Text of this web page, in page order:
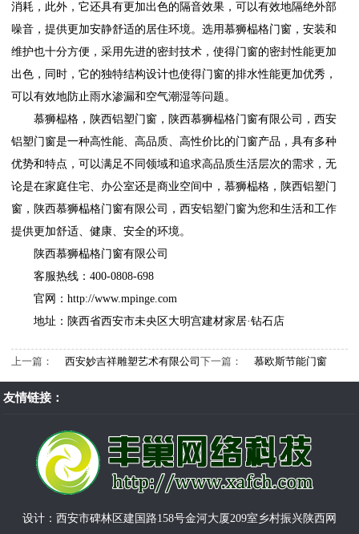
消耗，此外，它还具有更加出色的隔音效果，可以有效地隔绝外部
噪音，提供更加安静舒适的居住环境。选用慕狮榀格门窗，安装和
维护也十分方便，采用先进的密封技术，使得门窗的密封性能更加
出色，同时，它的独特结构设计也使得门窗的排水性能更加优秀，
可以有效地防止雨水渗漏和空气潮湿等问题。
慕狮榀格，陕西铝塑门窗，陕西慕狮榀格门窗有限公司，西安
铝塑门窗是一种高性能、高品质、高性价比的门窗产品，具有多种
优势和特点，可以满足不同领域和追求高品质生活层次的需求，无
论是在家庭住宅、办公室还是商业空间中，慕狮榀格，陕西铝塑门
窗，陕西慕狮榀格门窗有限公司，西安铝塑门窗为您和生活和工作
提供更加舒适、健康、安全的环境。
陕西慕狮榀格门窗有限公司
客服热线：400-0808-698
官网：http://www.mpinge.com
地址：陕西省西安市未央区大明宫建材家居·钻石店
上一篇： 西安妙吉祥雕塑艺术有限公司下一篇： 慕欧斯节能门窗
友情链接：
设计：西安市碑林区建国路158号金河大厦209室乡村振兴陕西网